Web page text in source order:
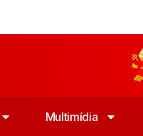
Multimídia